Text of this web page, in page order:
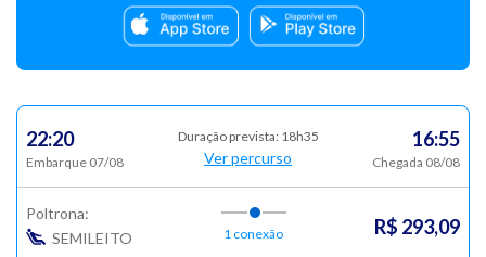
22:20
Embarque 07/08
Duração prevista: 18h35
Ver percurso
16:55
Chegada 08/08
Poltrona:
SEMILEITO
1 conexão R$ 293,09